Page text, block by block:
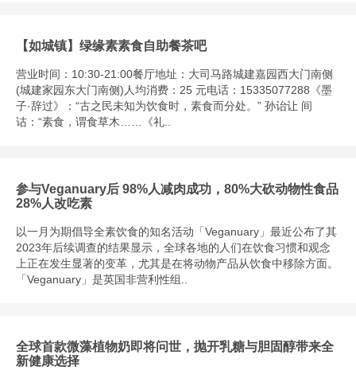
【如城镇】绿缘素素食自助餐茶吧
营业时间：10:30-21:00餐厅地址：大司马路城建嘉园西大门南侧
(城建家园东大门南侧)人均消费：25 元电话：15335077288《墨
子·辞过》：“古之民未知为饮食时，素食而分处。” 孙诒让 间
诂：“素食，谓食草木……《礼..
参与Veganuary后 98%人减肉成功，80%大砍动物性食品
28%人改吃素
以一月为期倡导全素饮食的知名活动「Veganuary」最近公布了其
2023年后续调查的结果显示，全球各地的人们在饮食习惯和观念
上正在发生显著的变革，尤其是在将动物产品从饮食中移除方面。
「Veganuary」是英国非营利性组..
全球首款微藻植物奶即将问世，抛开乳糖与胆固醇带来全
新健康选择